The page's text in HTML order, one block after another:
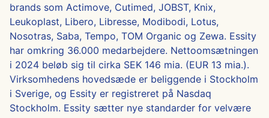
brands som Actimove, Cutimed, JOBST, Knix,
Leukoplast, Libero, Libresse, Modibodi, Lotus,
Nosotras, Saba, Tempo, TOM Organic og Zewa. Essity
har omkring 36.000 medarbejdere. Nettoomsætningen
i 2024 beløb sig til cirka SEK 146 mia. (EUR 13 mia.).
Virksomhedens hovedsæde er beliggende i Stockholm
i Sverige, og Essity er registreret på Nasdaq
Stockholm. Essity sætter nye standarder for velvære